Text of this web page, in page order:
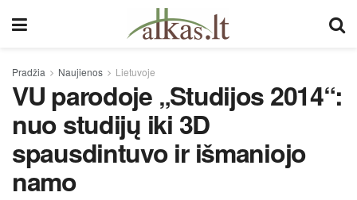
Pradžia Naujienos Lietuvoje
VU parodoje „Studijos 2014“:
nuo studijų iki 3D
spausdintuvo ir išmaniojo
namo